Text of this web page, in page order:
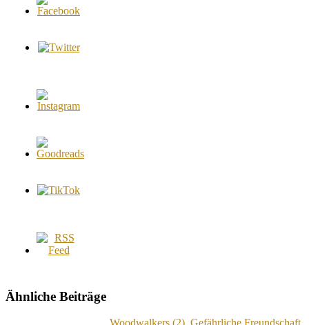
Ähnliche Beiträge